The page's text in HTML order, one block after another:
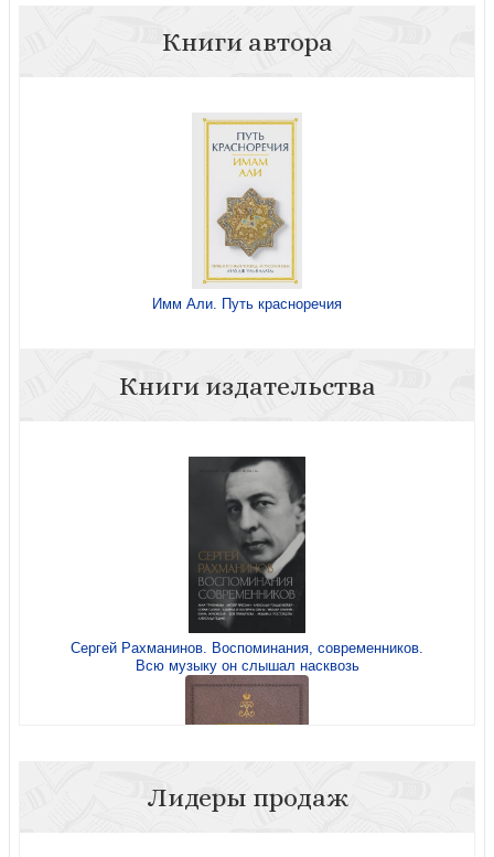
Книги автора
Имм Али. Путь красноречия
Книги издательства
Сергей Рахманинов. Воспоминания, современников.
Всю музыку он слышал насквозь
Лидеры продаж